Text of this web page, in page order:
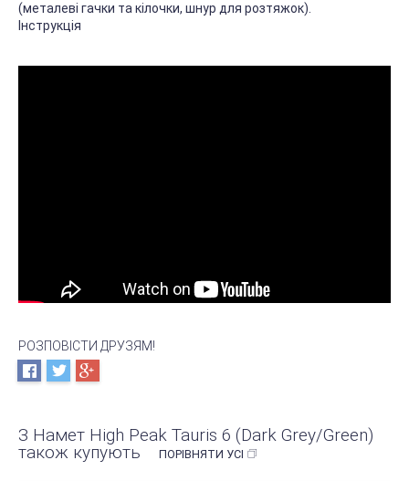
(металеві гачки та кілочки, шнур для розтяжок).
Інструкція
РОЗПОВІСТИ ДРУЗЯМ!
З Намет High Peak Tauris 6 (Dark Grey/Green)
також купують
ПОРІВНЯТИ УСІ